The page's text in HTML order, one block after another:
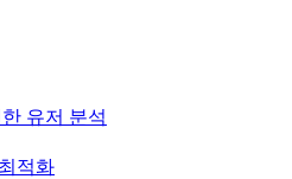
유저 분석
적화